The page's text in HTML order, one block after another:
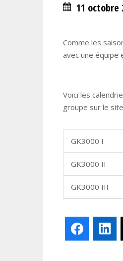
11 octobre
Comme les
avec une équipe
Voici les
groupe sur le
GK3000 I
GK3000 II
GK3000 III